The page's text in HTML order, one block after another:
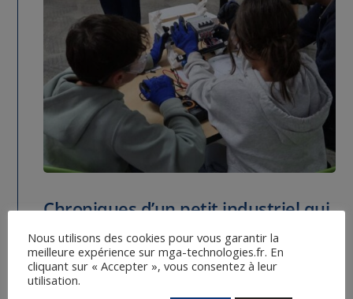
Chroniques d’un petit industriel qui
rêve de réenchanter la France –
Épisode 36
11 Oct 2025
Nous utilisons des cookies pour vous garantir la
meilleure expérience sur mga-technologies.fr. En
cliquant sur « Accepter », vous consentez à leur
utilisation.